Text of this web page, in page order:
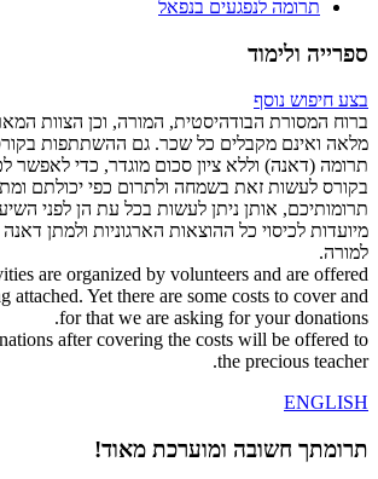
תרומה לנפגעים בנפאל
ספרייה ולימוד
בצע חיפוש נוסף
ברוח המסורת הבודהיסטית, המורה, וכן הצוות
מלאה ואינם מקבלים כל שכר. גם ההשתתפות
תרומה (דאנה) וללא ציון סכום מוגדר, כדי לאפשר
בקורס לעשות זאת בשמחה ולתרום כפי יכולתם
תרומותיכם, אותן ניתן לעשות בכל עת הן לפני
מיועדות לכיסוי כל ההוצאות הארגוניות ולמתן
למורה.
are organized by volunteers and are offered
attached. Yet there are some costs to cover and
for that we are asking for your donations.
after covering the costs will be offered to
the precious teacher.
ENGLISH
תרומתך חשובה ומוערכת מאוד!